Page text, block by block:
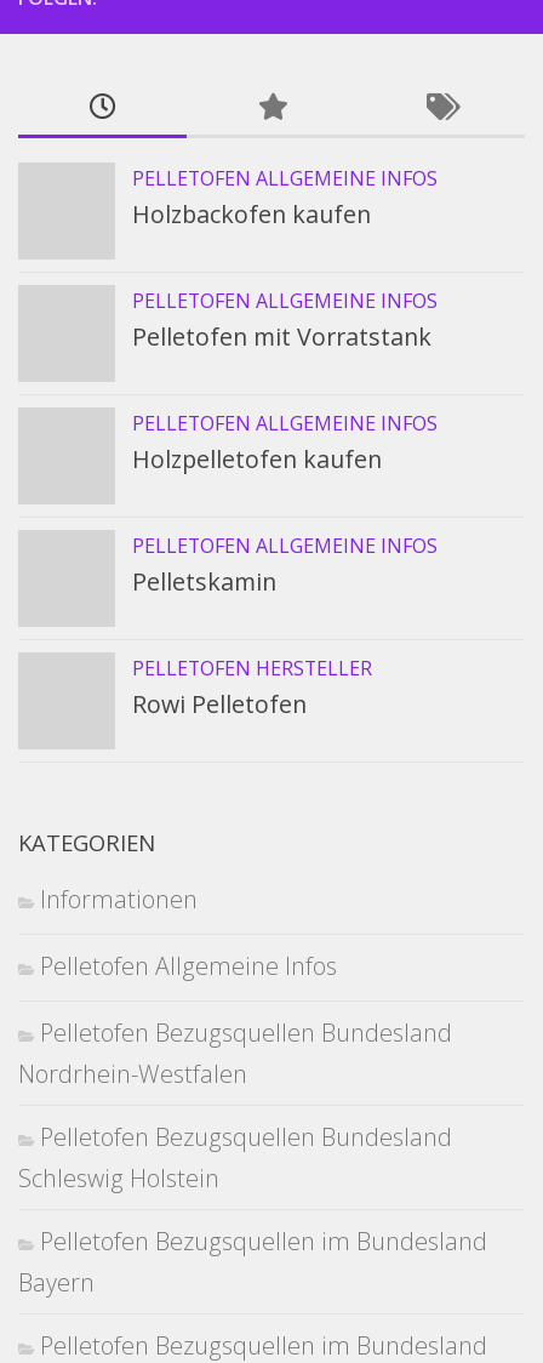
PELLETOFEN ALLGEMEINE INFOS
Holzbackofen kaufen
PELLETOFEN ALLGEMEINE INFOS
Pelletofen mit Vorratstank
PELLETOFEN ALLGEMEINE INFOS
Holzpelletofen kaufen
PELLETOFEN ALLGEMEINE INFOS
Pelletskamin
PELLETOFEN HERSTELLER
Rowi Pelletofen
KATEGORIEN
Informationen
Pelletofen Allgemeine Infos
Pelletofen Bezugsquellen Bundesland
Nordrhein-Westfalen
Pelletofen Bezugsquellen Bundesland
Schleswig Holstein
Pelletofen Bezugsquellen im Bundesland
Bayern
Pelletofen Bezugsquellen im Bundesland